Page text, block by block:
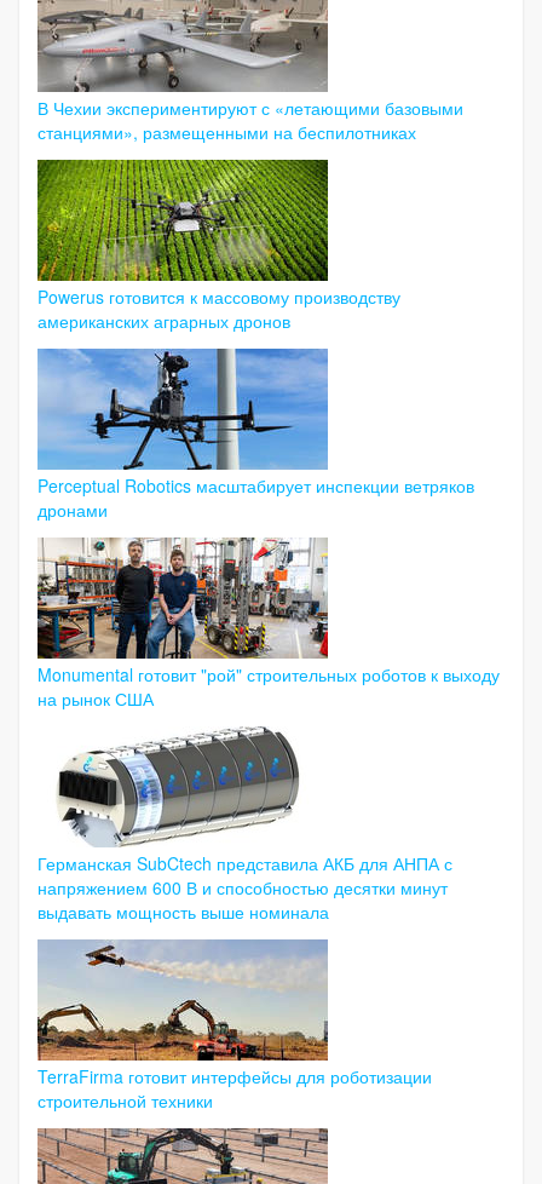
В Чехии экспериментируют с «летающими базовыми
станциями», размещенными на беспилотниках
Powerus готовится к массовому производству
американских аграрных дронов
Perceptual Robotics масштабирует инспекции ветряков
дронами
Monumental готовит "рой" строительных роботов к выходу
на рынок США
Германская SubCtech представила АКБ для АНПА с
напряжением 600 В и способностью десятки минут
выдавать мощность выше номинала
TerraFirma готовит интерфейсы для роботизации
строительной техники